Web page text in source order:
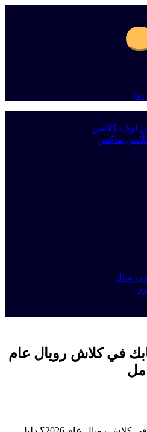
)
اوف كلانس
ماكس
رويال
في كلاش رويال عام